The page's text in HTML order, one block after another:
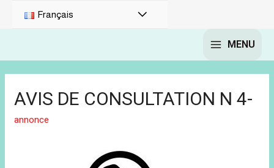
Français
MENU
AVIS DE CONSULTATION N 4-
annonce